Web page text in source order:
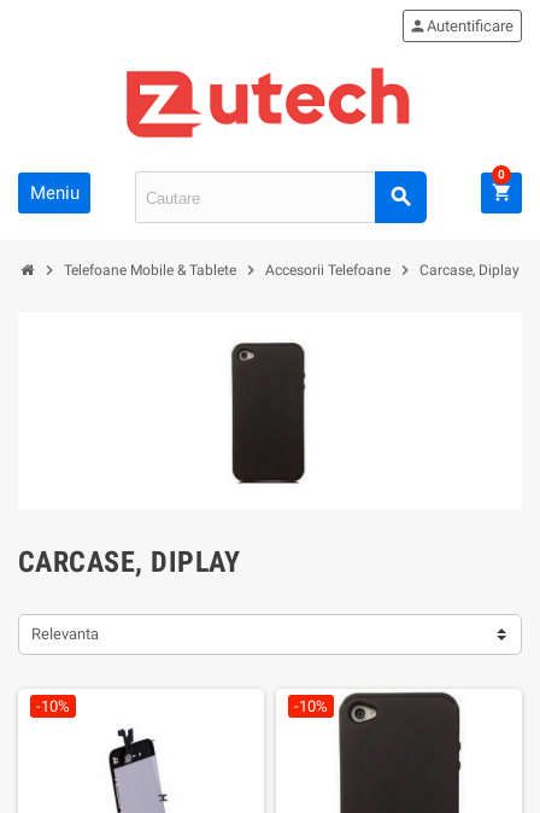
Meniu search
personAutentificare
shopping_cart
0
chevron_right Telefoane Mobile & Tablete chevron_right Accesorii Telefoane chevron_right Carcase, Diplay
CARCASE, DIPLAY
Relevanta
-10% -10%